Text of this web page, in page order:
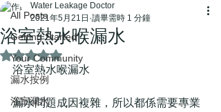
All Posts
Getting Started
Your Community
漏水按例
浴室漏水
浴室熱水喉漏水
Water Leakage Doctor
2021年5月21日 讀畢需時 1 分鐘
評等為 NaN（最高為 5 顆星）。
浴室熱水喉漏水
漏水問題成因複雜，所以都係需要專業